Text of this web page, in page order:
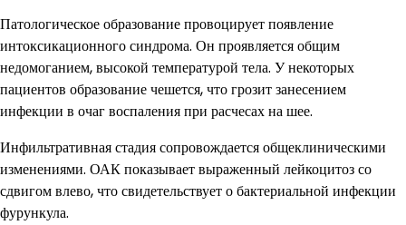
Патологическое образование провоцирует появление
интоксикационного синдрома. Он проявляется общим
недомоганием, высокой температурой тела. У некоторых
пациентов образование чешется, что грозит занесением
инфекции в очаг воспаления при расчесах на шее.
Инфильтративная стадия сопровождается общеклиническими
изменениями. ОАК показывает выраженный лейкоцитоз со
сдвигом влево, что свидетельствует о бактериальной инфекции
фурункула.